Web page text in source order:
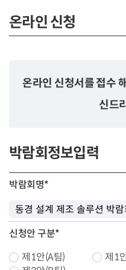
온라인 신청
온라인 신청서를 접수
신드
박람회정보입력
박람회명*
신청안 구분*
제1안(A팀)
제1